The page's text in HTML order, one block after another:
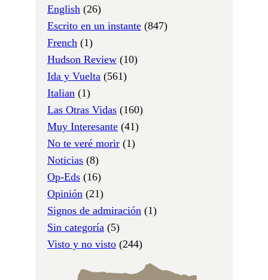
English (26)
Escrito en un instante (847)
French (1)
Hudson Review (10)
Ida y Vuelta (561)
Italian (1)
Las Otras Vidas (160)
Muy Interesante (41)
No te veré morir (1)
Noticias (8)
Op-Eds (16)
Opinión (21)
Signos de admiración (1)
Sin categoría (5)
Visto y no visto (244)